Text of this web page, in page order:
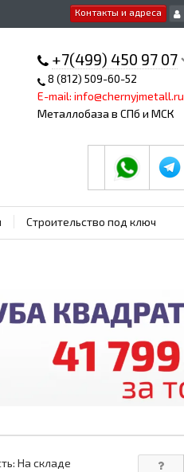
Контакты и адреса
+7(499) 450 97 07
8 (812) 509-60-52
E-mail: info@chernyjmetall.ru
Металлобаза в СПб и МСК
Строительство под ключ
На складе